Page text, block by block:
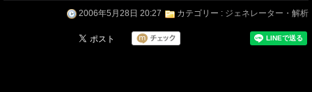
2006年5月28日 20:27 カテゴリー : ジェネレーター・解析